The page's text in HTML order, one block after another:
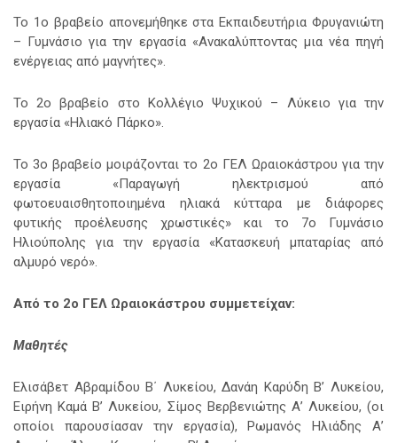
Το 1o βραβείο απονεμήθηκε στα Εκπαιδευτήρια Φρυγανιώτη
– Γυμνάσιο για την εργασία «Ανακαλύπτοντας μια νέα πηγή
ενέργειας από μαγνήτες».
Το 2o βραβείο στο Κολλέγιο Ψυχικού – Λύκειο για την
εργασία «Ηλιακό Πάρκο».
Το 3o βραβείο μοιράζονται το 2ο ΓΕΛ Ωραιοκάστρου για την
εργασία «Παραγωγή ηλεκτρισμού από
φωτοευαισθητοποιημένα ηλιακά κύτταρα με διάφορες
φυτικής προέλευσης χρωστικές» και το 7ο Γυμνάσιο
Ηλιούπολης για την εργασία «Κατασκευή μπαταρίας από
αλμυρό νερό».
Από το 2ο ΓΕΛ Ωραιοκάστρου συμμετείχαν:
Μαθητές
Ελισάβετ Αβραμίδου Β΄ Λυκείου, Δανάη Καρύδη Β’ Λυκείου,
Ειρήνη Καμά Β’ Λυκείου, Σίμος Βερβενιώτης Α’ Λυκείου, (οι
οποίοι παρουσίασαν την εργασία), Ρωμανός Ηλιάδης Α’